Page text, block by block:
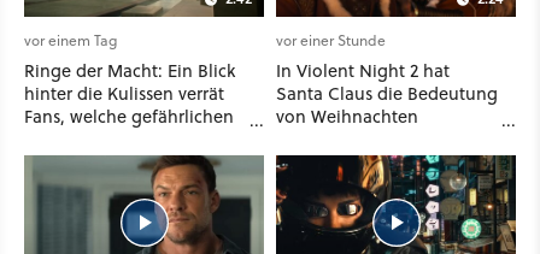
vor einem Tag
Ringe der Macht: Ein Blick
hinter die Kulissen verrät
Fans, welche gefährlichen
warten
vor einer Stunde
In Violent Night 2 hat
Santa Claus die Bedeutung
von Weihnachten
Problem mit viel roher
Gewalt